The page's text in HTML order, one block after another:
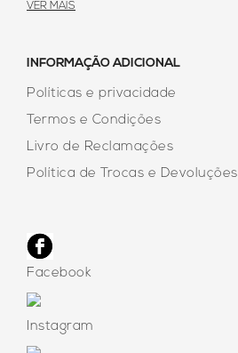
VER MAIS
INFORMAÇÃO ADICIONAL
Políticas e privacidade
Termos e Condições
Livro de Reclamações
Política de Trocas e Devoluções
Facebook
Instagram